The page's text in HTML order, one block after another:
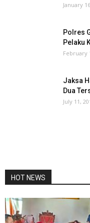
January
Polres
Pelaku
February
Jaksa
Dua
July 11,
HOT NEWS